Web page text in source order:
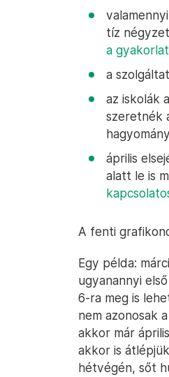
tíz
a
a
az iskolák
szeretnék
április
alatt le is
A fenti
Egy példa:
ugyanannyi
6-ra meg is
nem azonosak
akkor már
akkor is
hétvégén, sőt